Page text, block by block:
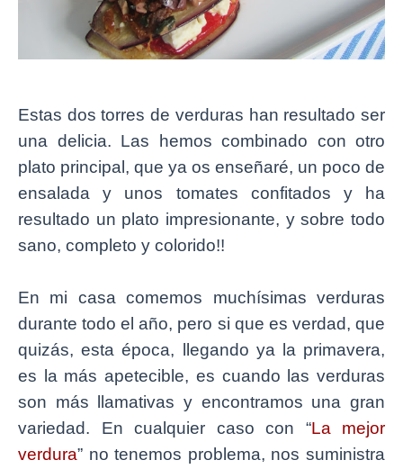
Estas dos torres de verduras han resultado ser
una delicia. Las hemos combinado con otro
plato principal, que ya os enseñaré, un poco de
ensalada y unos tomates confitados y ha
resultado un plato impresionante, y sobre todo
sano, completo y colorido!!
En mi casa comemos muchísimas verduras
durante todo el año, pero si que es verdad, que
quizás, esta época, llegando ya la primavera,
es la más apetecible, es cuando las verduras
son más llamativas y encontramos una gran
variedad. En cualquier caso con “La mejor
verdura” no tenemos problema, nos suministra